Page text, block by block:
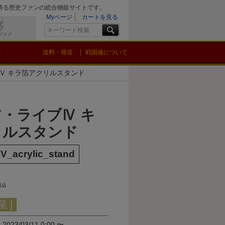
歴史ファンの総合物販サイトです。
Myページ
カートを見る
送料・発送 戦国魂について
キラ箔アクリルスタンド
ライブⅣ キ
スタンド
込
]